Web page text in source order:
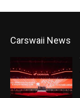
Carswaii News